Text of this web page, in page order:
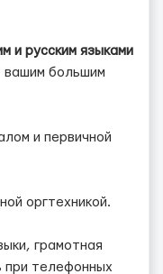
и русским языками
вашим большим
и первичной
оргтехникой.
грамотная
при телефонных